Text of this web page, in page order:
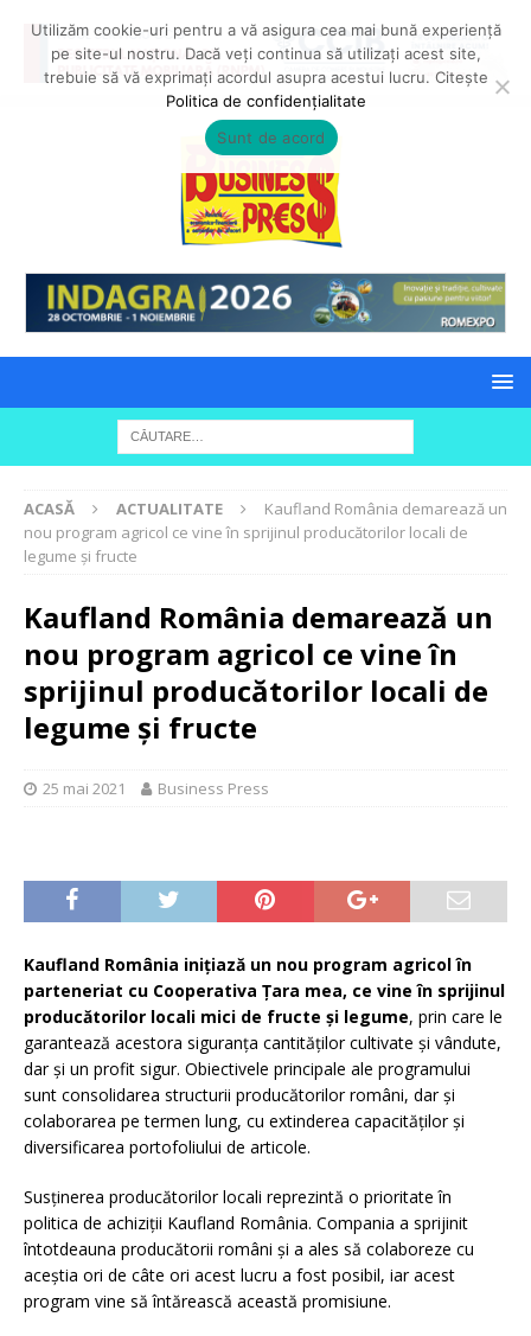
ACASĂ ACTUALITATE
Kaufland România demarează un
nou program agricol ce vine în sprijinul producătorilor locali de
legume și fructe
Kaufland România demarează un
nou program agricol ce vine în
sprijinul producătorilor locali de
legume și fructe
25 mai 2021 Business Press
Kaufland România inițiază un nou program agricol în
parteneriat cu Cooperativa Țara mea, ce vine în sprijinul
producătorilor locali mici de fructe și legume, prin care le
garantează acestora siguranța cantităților cultivate și vândute,
dar și un profit sigur. Obiectivele principale ale programului
sunt consolidarea structurii producătorilor români, dar și
colaborarea pe termen lung, cu extinderea capacităților și
diversificarea portofoliului de articole.
Susținerea producătorilor locali reprezintă o prioritate în
politica de achiziții Kaufland România. Compania a sprijinit
întotdeauna producătorii români și a ales să colaboreze cu
aceștia ori de câte ori acest lucru a fost posibil, iar acest
program vine să întărească această promisiune.
Utilizăm cookie-uri pentru a vă asigura cea mai bună experiență
pe site-ul nostru. Dacă veți continua să utilizați acest site,
trebuie să vă exprimați acordul asupra acestui lucru. Citește
Politica de confidențialitate
Sunt de acord